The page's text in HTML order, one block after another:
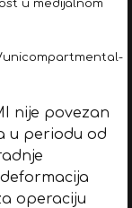
u medijalnom
nije povezan
u periodu od
operaciju